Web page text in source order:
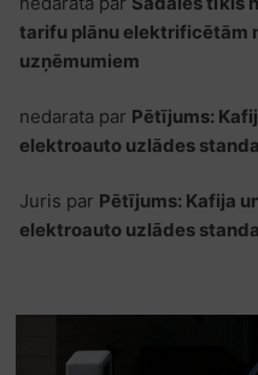
tarifu plānu elektrificētām
uzņēmumiem
nedarata par Pētījums:
elektroauto uzlādes
Juris par Pētījums: Kafija
elektroauto uzlādes